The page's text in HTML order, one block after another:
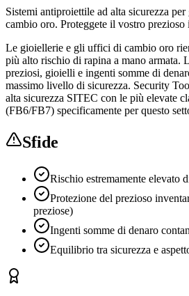
Sistemi antiproiettile ad alta sicurezza
cambio oro. Proteggete il vostro prezioso
Le gioiellerie e gli uffici di cambio oro
più alto rischio di rapina a mano armata.
preziosi, gioielli e ingenti somme di
massimo livello di sicurezza. Security
alta sicurezza SITEC con le più elevate
(FB6/FB7) specificamente per questo
Sfide
Rischio estremamente elevato
Protezione del prezioso
preziose)
Ingenti somme di denaro
Equilibrio tra sicurezza e